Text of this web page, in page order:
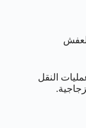
النقل